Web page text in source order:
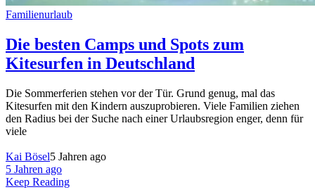
Familienurlaub
Die besten Camps und Spots zum
Kitesurfen in Deutschland
Die Sommerferien stehen vor der Tür. Grund genug, mal das
Kitesurfen mit den Kindern auszuprobieren. Viele Familien ziehen
den Radius bei der Suche nach einer Urlaubsregion enger, denn für
viele
Kai Bösel5 Jahren ago
5 Jahren ago
Keep Reading